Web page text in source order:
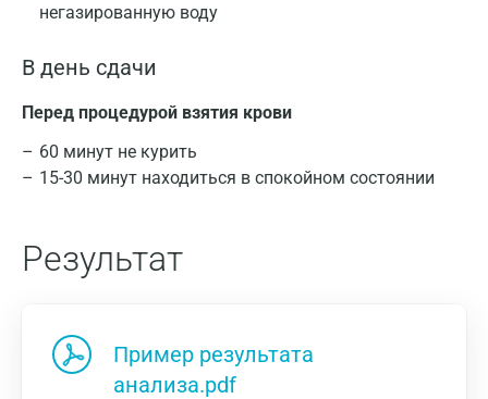
негазированную воду
В день сдачи
Перед процедурой взятия крови
60 минут не курить
15-30 минут находиться в спокойном состоянии
Результат
Пример результата
анализа.pdf